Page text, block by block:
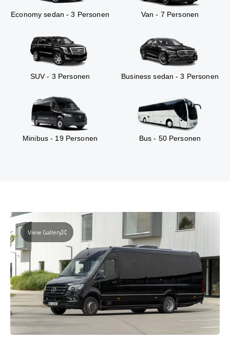
Economy sedan - 3 Personen Van - 7 Personen
SUV - 3 Personen Business sedan - 3 Personen
Minibus - 19 Personen Bus - 50 Personen
View Gallery